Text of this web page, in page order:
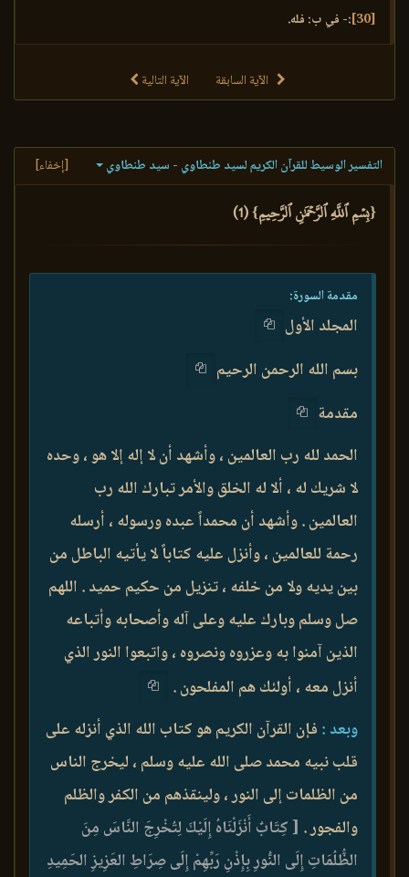
[30] :- في ب: فله.
الآية السابقة الآية التالية
التفسير الوسيط للقرآن الكريم لسيد طنطاوي - سيد طنطاوي [إخفاء]
{بِسۡمِ ٱللَّهِ ٱلرَّحۡمَٰنِ ٱلرَّحِيمِ} (1)
مقدمة السورة:
المجلد الأول
بسم الله الرحمن الرحيم
مقدمة
الحمد لله رب العالمين ، وأشهد أن لا إله إلا هو ، وحده
لا شريك له ، ألا له الخلق والأمر تبارك الله رب
العالمين . وأشهد أن محمداً عبده ورسوله ، أرسله
رحمة للعالمين ، وأنزل عليه كتاباً لا يأتيه الباطل من
بين يديه ولا من خلفه ، تنزيل من حكيم حميد . اللهم
صل وسلم وبارك عليه وعلى آله وأصحابه وأتباعه
الذين آمنوا به وعزروه ونصروه ، واتبعوا النور الذي
أنزل معه ، أولئك هم المفلحون .
وبعد : فإن القرآن الكريم هو كتاب الله الذي أنزله على
قلب نبيه محمد صلى الله عليه وسلم ، ليخرج الناس
من الظلمات إلى النور ، ولينقذهم من الكفر والظلم
والفجور . [ كِتَابٌ أَنْزَلْنَاهُ إِلَيْكَ لِتُخْرِجَ النَّاسَ مِنَ
الظُّلُمَاتِ إِلَى النُّورِ بِإِذْنِ رَبِّهِمْ إِلَى صِرَاطِ العَزِيزِ الحَمِيدِ